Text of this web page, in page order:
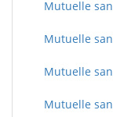
Mutuelle
Mutuelle
Mutuelle
Mutuelle